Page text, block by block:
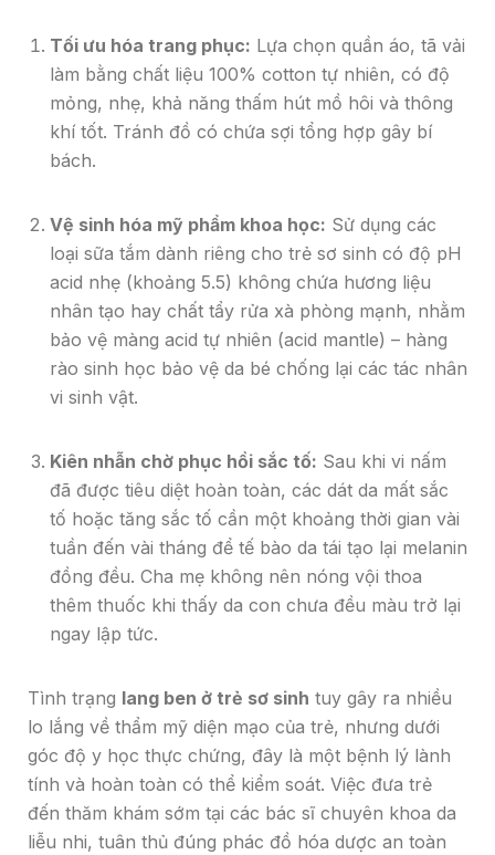
Tối ưu hóa trang phục: Lựa chọn quần áo, tã vải
làm bằng chất liệu 100% cotton tự nhiên, có độ
mỏng, nhẹ, khả năng thấm hút mồ hôi và thông
khí tốt. Tránh đồ có chứa sợi tổng hợp gây bí
bách.
Vệ sinh hóa mỹ phẩm khoa học: Sử dụng các
loại sữa tắm dành riêng cho trẻ sơ sinh có độ pH
acid nhẹ (khoảng 5.5) không chứa hương liệu
nhân tạo hay chất tẩy rửa xà phòng mạnh, nhằm
bảo vệ màng acid tự nhiên (acid mantle) – hàng
rào sinh học bảo vệ da bé chống lại các tác nhân
vi sinh vật.
Kiên nhẫn chờ phục hồi sắc tố: Sau khi vi nấm
đã được tiêu diệt hoàn toàn, các dát da mất sắc
tố hoặc tăng sắc tố cần một khoảng thời gian vài
tuần đến vài tháng để tế bào da tái tạo lại melanin
đồng đều. Cha mẹ không nên nóng vội thoa
thêm thuốc khi thấy da con chưa đều màu trở lại
ngay lập tức.
Tình trạng lang ben ở trẻ sơ sinh tuy gây ra nhiều
lo lắng về thẩm mỹ diện mạo của trẻ, nhưng dưới
góc độ y học thực chứng, đây là một bệnh lý lành
tính và hoàn toàn có thể kiểm soát. Việc đưa trẻ
đến thăm khám sớm tại các bác sĩ chuyên khoa da
liễu nhi, tuân thủ đúng phác đồ hóa dược an toàn